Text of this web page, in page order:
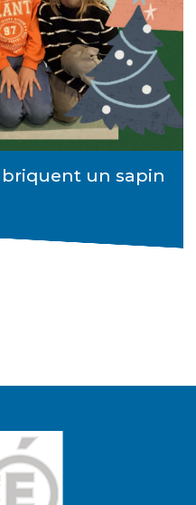
un sapin